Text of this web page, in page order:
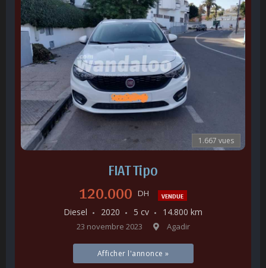
1.667 vues
FIAT Tipo
120.000 DH VENDUE
Diesel 2020 5 cv 14.800 km
23 novembre 2023 Agadir
Afficher l'annonce »